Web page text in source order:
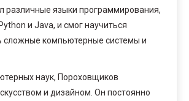
различные языки программирования,
и Java, и смог научиться
сложные компьютерные системы и
наук, Пороховщиков
и дизайном. Он постоянно